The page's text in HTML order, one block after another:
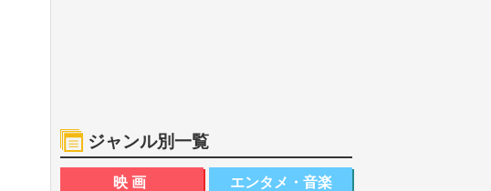
ジャンル別一覧
映画 エンタメ・音楽